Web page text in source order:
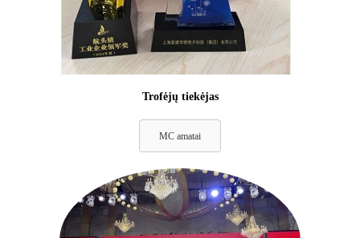
Trofėjų tiekėjas
MC amatai